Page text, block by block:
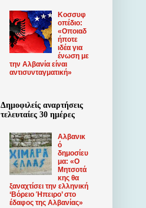
Κοσσυφ
οπέδιο:
«Οποιαδ
ήποτε
ιδέα για
ένωση με
την Αλβανία είναι
αντισυνταγματική»
Δημοφιλείς αναρτήσεις
τελευταίες 30 ημέρες
Αλβανικ
ό
δημοσίευ
μα: «Ο
Μητσοτά
κης θα
ξαναχτίσει την ελληνική
‘Βόρειο Ήπειρο’ στο
έδαφος της Αλβανίας»